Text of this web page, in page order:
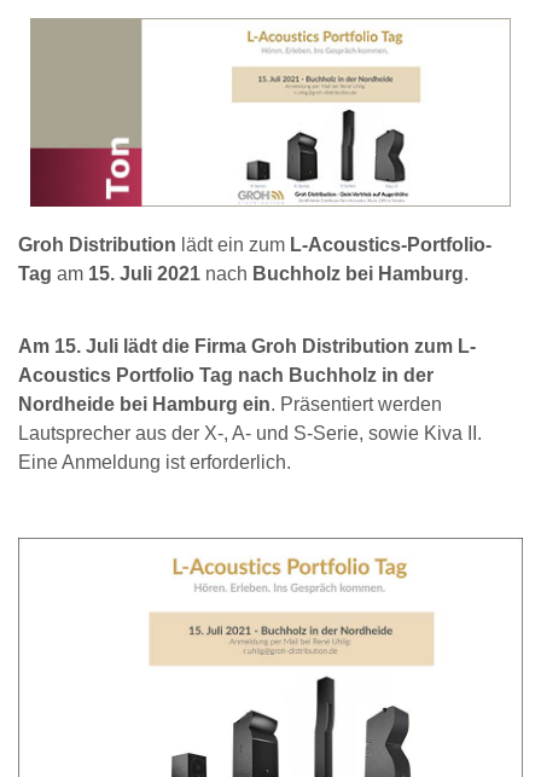
Groh Distribution lädt ein zum L-Acoustics-Portfolio-
Tag am 15. Juli 2021 nach Buchholz bei Hamburg.
Am 15. Juli lädt die Firma Groh Distribution zum L-
Acoustics Portfolio Tag nach Buchholz in der
Nordheide bei Hamburg ein. Präsentiert werden
Lautsprecher aus der X-, A- und S-Serie, sowie Kiva II.
Eine Anmeldung ist erforderlich.